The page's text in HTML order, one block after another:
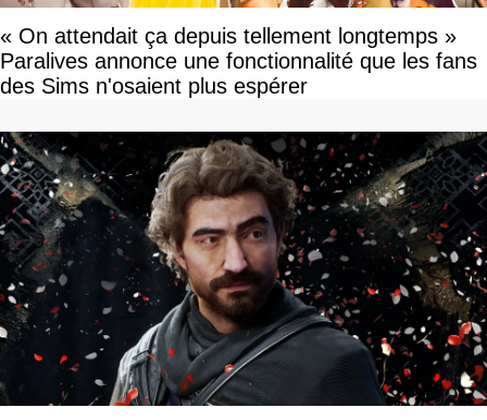
« On attendait ça depuis tellement longtemps »
Paralives annonce une fonctionnalité que les fans
des Sims n'osaient plus espérer